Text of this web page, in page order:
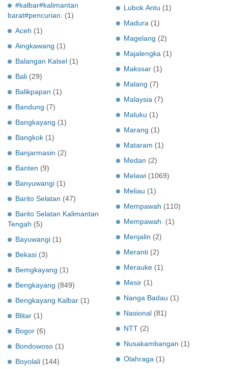
#kalbar#kalimantan
barat#pencurian.
(1)
Aceh (1)
Aingkawang (1)
Balangan Kalsel (1)
Bali (29)
Balikpapan (1)
Bandung (7)
Bangkayang (1)
Bangkok (1)
Banjarmasin (2)
Banten (9)
Banyuwangi (1)
Barito Selatan (47)
Barito Selatan Kalimantan
Tengah (5)
Bayuwangi (1)
Bekasi (3)
Bemgkayang (1)
Bengkayang (849)
Bengkayang Kalbar (1)
Blitar (1)
Bogor (6)
Bondowoso (1)
Boyolali (144)
Lubok Antu (1)
Madura (1)
Magelang (2)
Majalengka (1)
Makssar (1)
Malang (7)
Malaysia (7)
Maluku (1)
Marang (1)
Mataram (1)
Medan (2)
Melawi (1069)
Meliau (1)
Mempawah (110)
Mempawah.
(1)
Menjalin (2)
Meranti (2)
Merauke (1)
Mesir (1)
Nanga Badau (1)
Nasional (81)
NTT (2)
Nusakambangan (1)
Olahraga (1)